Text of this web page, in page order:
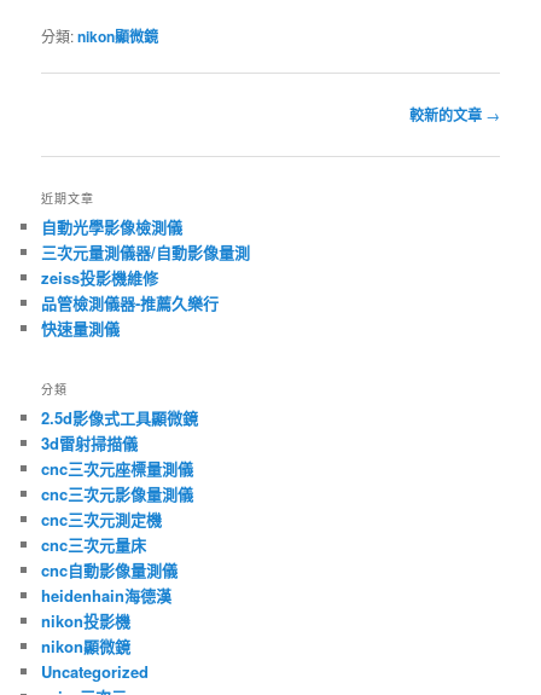
分類:nikon顯微鏡
導
覽
較新的文章 →
近期文章
自動光學影像檢測儀
三次元量測儀器/自動影像量測
zeiss投影機維修
品管檢測儀器-推薦久樂行
快速量測儀
分類
2.5d影像式工具顯微鏡
3d雷射掃描儀
cnc三次元座標量測儀
cnc三次元影像量測儀
cnc三次元測定機
cnc三次元量床
cnc自動影像量測儀
heidenhain海德漢
nikon投影機
nikon顯微鏡
Uncategorized